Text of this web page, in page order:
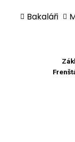
Bakaláři